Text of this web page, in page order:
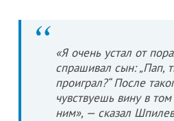
«Я очень устал от
спрашивал сын: „Пап,
проиграл?“ После
чувствуешь вину в
ним», — сказал